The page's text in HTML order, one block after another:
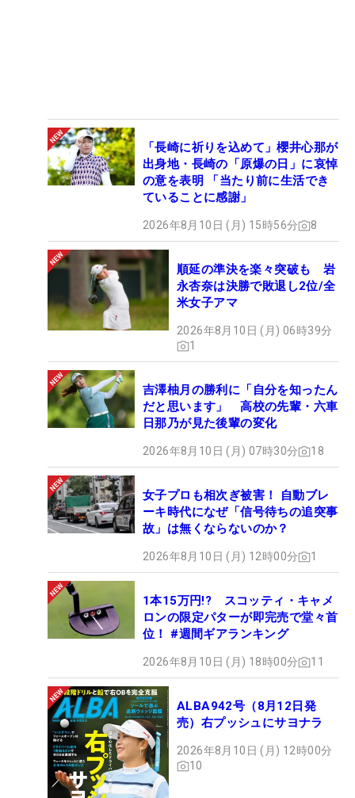
「長崎に祈りを込めて」櫻井心那が
出身地・長崎の「原爆の日」に哀悼
の意を表明 「当たり前に生活でき
ていることに感謝」
2026年8月10日 (月) 15時56分 8
順延の準決を楽々突破も 岩
永杏奈は決勝で敗退し2位/全
米女子アマ
2026年8月10日 (月) 06時39分
1
吉澤柚月の勝利に「自分を知ったん
だと思います」 高校の先輩・六車
日那乃が見た後輩の変化
2026年8月10日 (月) 07時30分 18
女子プロも相次ぎ被害！ 自動ブレ
ーキ時代になぜ「信号待ちの追突事
故」は無くならないのか？
2026年8月10日 (月) 12時00分 1
1本15万円!? スコッティ・キャメ
ロンの限定パターが即完売で堂々首
位！ #週間ギアランキング
2026年8月10日 (月) 18時00分 11
ALBA942号（8月12日発
売）右プッシュにサヨナラ
2026年8月10日 (月) 12時00分
10